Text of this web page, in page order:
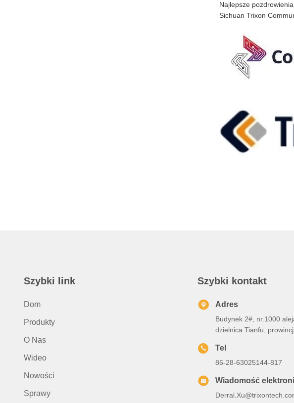
Najlepsze pozdrowienia.
Sichuan Trixon
Szybki link
Dom
Produkty
O Nas
Wideo
Nowości
Sprawy
Szybki kontakt
Adres
Budynek 2#, nr.1000
dzielnica Tianfu,
Tel
86-28-63025144-817
Wiadomość